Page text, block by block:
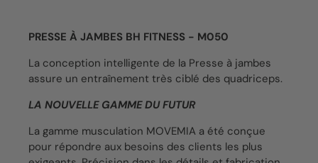
PRESSE À JAMBES BH FITNESS - M050
La conception intelligente de la Presse à jambes
assure un entraînement très ciblé des quadriceps.
LA NOUVELLE GAMME DU FUTUR
La gamme musculation MOVEMIA a été conçue
pour répondre aux besoins des clients les plus